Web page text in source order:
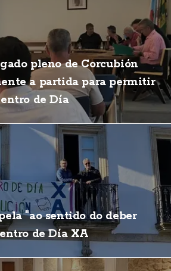
pleno de Corcubión
a partida para permitir
de Día
"ao sentido do deber
de Día XA